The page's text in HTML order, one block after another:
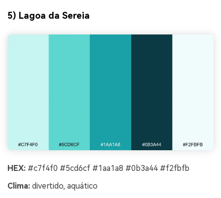
5) Lagoa da Sereia
HEX: #c7f4f0 #5cd6cf #1aa1a8 #0b3a44 #f2fbfb
Clima: divertido, aquático